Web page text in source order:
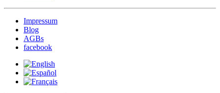
Impressum
Blog
AGBs
facebook